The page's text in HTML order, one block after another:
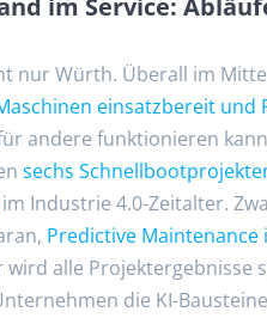
im Service:
nur Würth. Überall im
einsatzbereit
andere funktionieren
sechs
im Industrie 4.0-Zeitalter.
Predictive
wird alle
die KI-